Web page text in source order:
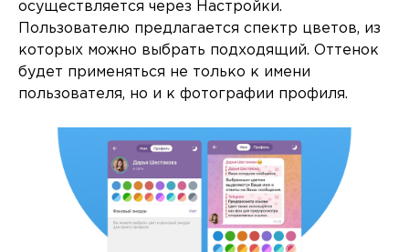
осуществляется через Настройки.
Пользователю предлагается спектр цветов, из
которых можно выбрать подходящий. Оттенок
будет применяться не только к имени
пользователя, но и к фотографии профиля.